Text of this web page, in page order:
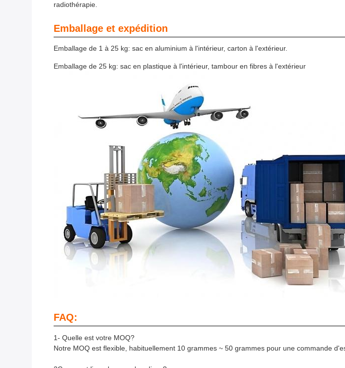
radiothérapie.
Emballage et expédition
Emballage de 1 à 25 kg: sac en aluminium à l'intérieur, carton à l'extérieur.
Emballage de 25 kg: sac en plastique à l'intérieur, tambour en fibres à l'extérieur
FAQ:
1- Quelle est votre MOQ?
Notre MOQ est flexible, habituellement 10 grammes ~ 50 grammes pour une commande